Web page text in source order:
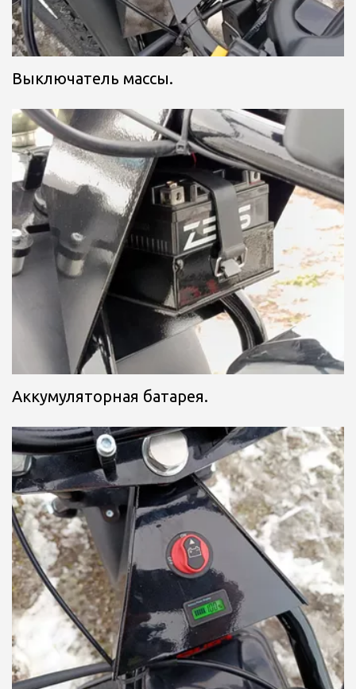
Выключатель массы.
Аккумуляторная батарея.